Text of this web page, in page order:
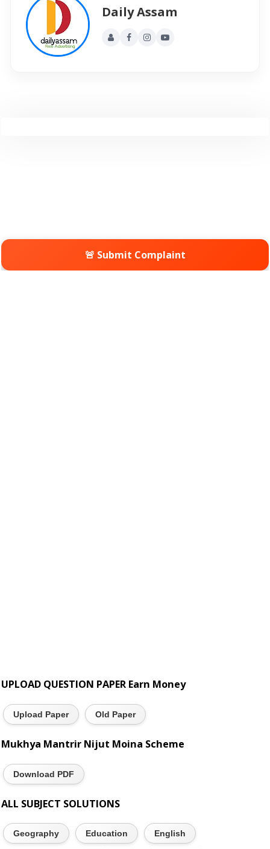
Daily Assam
🚨 Submit Complaint
UPLOAD QUESTION PAPER Earn Money
Upload Paper Old Paper
Mukhya Mantrir Nijut Moina Scheme
Download PDF
ALL SUBJECT SOLUTIONS
Geography Education English